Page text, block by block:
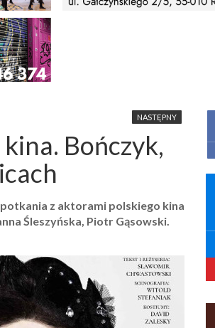
NASTĘPNY
Bończyk,
z aktorami polskiego kina
Śleszyńska, Piotr Gąsowski.